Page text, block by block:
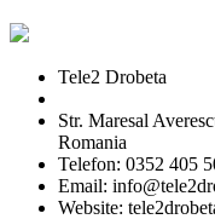
Tele2 Drobeta
Str. Maresal
Romania
Telefon: 0352 405
Email:
Website: